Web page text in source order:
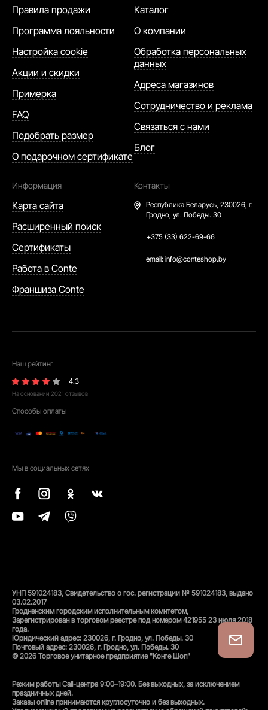
Правила продажи
Программа лояльности
Настройка cookie
Акции и скидки
Примерка
FAQ
Подобрать размер
О подарочном сертификате
Каталог
О компании
Обработка персональных
данных
Адреса магазинов
Сотрудничество и реклама
Связаться с нами
Блог
Информация
Карта сайта
Расширенный поиск
Сертификаты
Работа в Conte
Франшиза Conte
Контакты
Республика Беларусь, 230026, г.
Гродно, ул. Победы. 30
+375 (33) 622-69-66
email: info@conteshop.by
Наш рейтинг
4.3
На основании 2021 отзывов
Способы оплаты
Мы в социальных сетях
УНП 591024183, Свидетельство о гос. регистрации № 591024183, выдано
03.02.2017
Гродненским городским исполнительным комитетом,
Зарегистрирован в торговом реестре под номером 421955 23 июля 2018
года.
Юридический адрес: 230026, г. Гродно, ул. Победы. 30
Почтовый адрес: 230026, г. Гродно, ул. Победы. 30
© 2026 Торговое унитарное предприятие "Конте Шоп"
Режим работы Call-центра 9:00–19:00. Без выходных, за исключением
праздничных дней.
Заказы online принимаются круглосуточно и без выходных.